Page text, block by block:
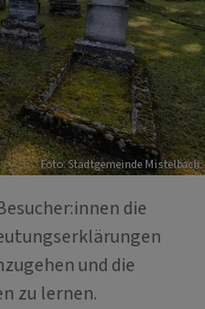
Foto: Stadtgemeinde Mistelbach
die
und die
zu lernen.